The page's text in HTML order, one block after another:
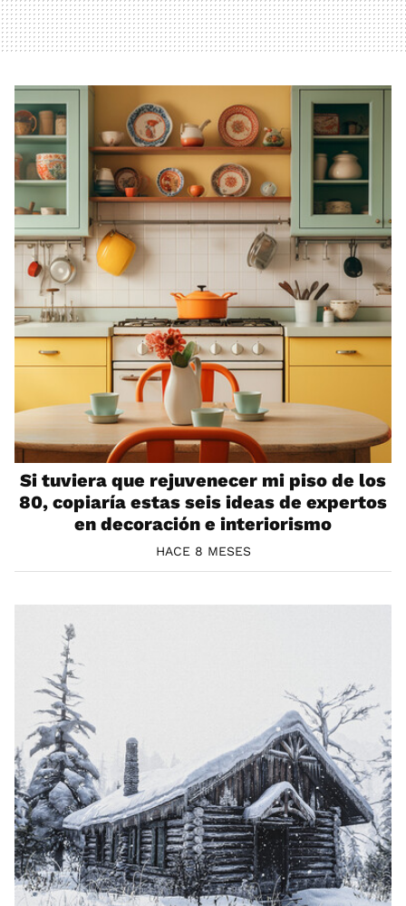
Si tuviera que rejuvenecer mi piso de los
80, copiaría estas seis ideas de expertos
en decoración e interiorismo
HACE 8 MESES